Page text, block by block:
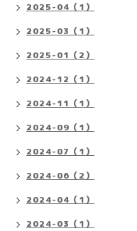
2025-04（1）
2025-03（1）
2025-01（2）
2024-12（1）
2024-11（1）
2024-09（1）
2024-07（1）
2024-06（2）
2024-04（1）
2024-03（1）